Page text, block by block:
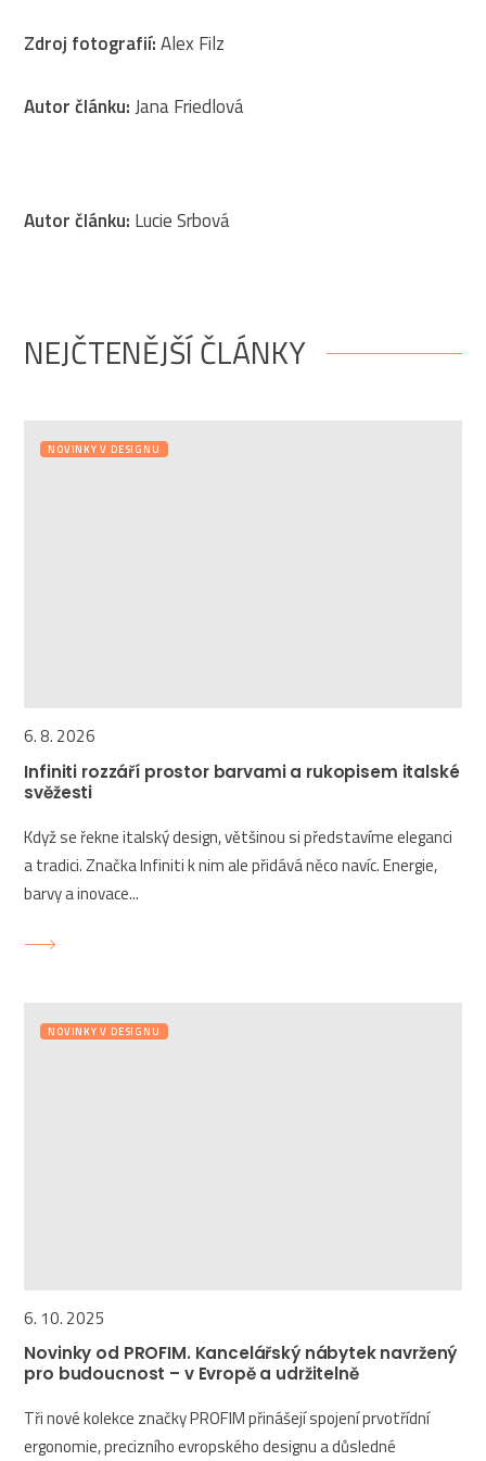
Zdroj fotografií:Alex Filz
Autor článku:Jana Friedlová
Autor článku: Lucie Srbová
NEJČTENĚJŠÍ ČLÁNKY
NOVINKY V DESIGNU
6. 8. 2026
Infiniti rozzáří prostor barvami a rukopisem italské
svěžesti
Když se řekne italský design, většinou si představíme eleganci
a tradici. Značka Infiniti k nim ale přidává něco navíc. Energie,
barvy a inovace...
NOVINKY V DESIGNU
6. 10. 2025
Novinky od PROFIM. Kancelářský nábytek navržený
pro budoucnost – v Evropě a udržitelně
Tři nové kolekce značky PROFIM přinášejí spojení prvotřídní
ergonomie, precizního evropského designu a důsledné